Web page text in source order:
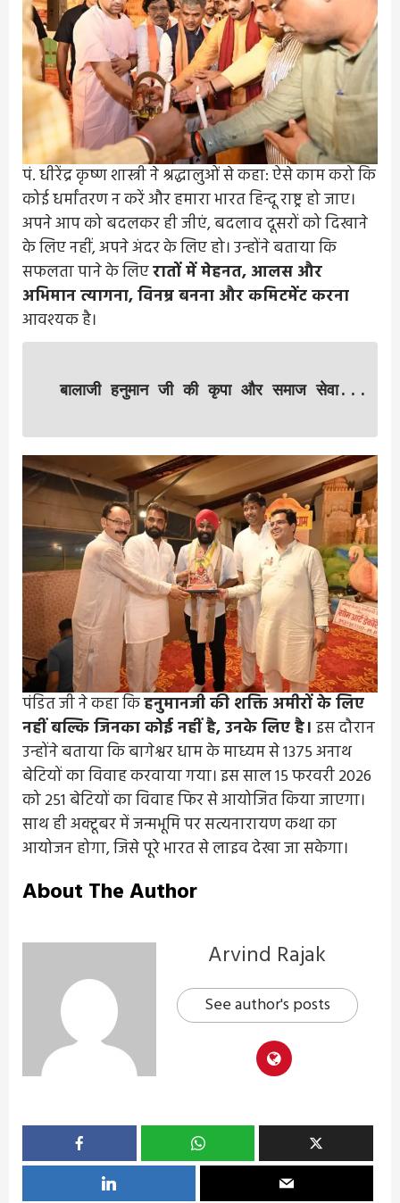
पं. धीरेंद्र कृष्ण शास्त्री ने श्रद्धालुओं से कहा: ऐसे काम करो कि
कोई धर्मांतरण न करें और हमारा भारत हिन्दू राष्ट्र हो जाए।
अपने आप को बदलकर ही जीएं, बदलाव दूसरों को दिखाने
के लिए नहीं, अपने अंदर के लिए हो। उन्होंने बताया कि
सफलता पाने के लिएरातों में मेहनत, आलस और
अभिमान त्यागना, विनम्र बनना और कमिटमेंट करना
आवश्यक है।
बालाजी हनुमान जी की कृपा और समाज सेवा...
पंडित जी ने कहा किहनुमानजी की शक्ति अमीरों के लिए
नहीं बल्कि जिनका कोई नहीं है, उनके लिए है। इस दौरान
उन्होंने बताया कि बागेश्वर धाम के माध्यम से 1375 अनाथ
बेटियों का विवाह करवाया गया। इस साल 15 फरवरी 2026
को 251 बेटियों का विवाह फिर से आयोजित किया जाएगा।
साथ ही अक्टूबर में जन्मभूमि पर सत्यनारायण कथा का
आयोजन होगा, जिसे पूरे भारत से लाइव देखा जा सकेगा।
About The Author
Arvind Rajak
See author's posts